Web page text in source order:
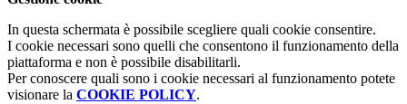
In questa schermata è possibile scegliere quali cookie consentire.
I cookie necessari sono quelli che consentono il funzionamento della
piattaforma e non è possibile disabilitarli.
Per conoscere quali sono i cookie necessari al funzionamento potete
visionare la COOKIE POLICY.